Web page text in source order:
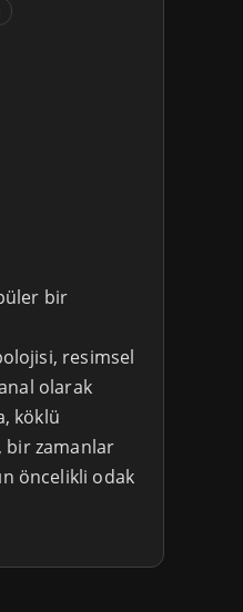
bir
resimsel
olarak
köklü
bir zamanlar
öncelikli odak